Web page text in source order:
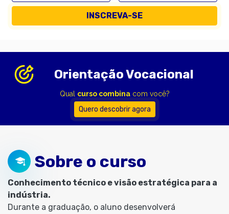
INSCREVA-SE
Orientação Vocacional
Qual curso combinacom você?
Quero descobrir agora
Sobre o curso
Conhecimento técnico e visão estratégica para a
indústria.
Durante a graduação, o aluno desenvolverá